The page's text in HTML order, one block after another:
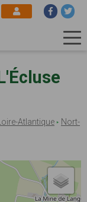
Loire-Atlantique
Nort-